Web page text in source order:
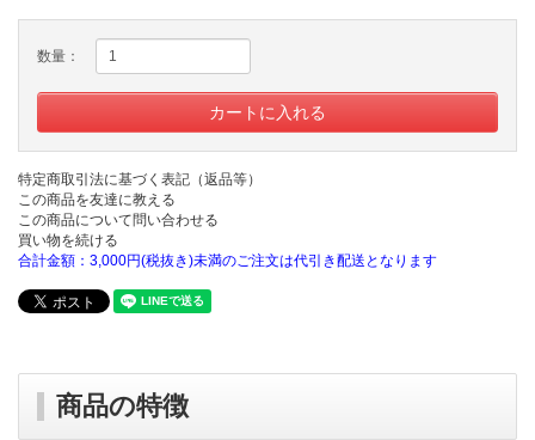
数量：
特定商取引法に基づく表記（返品等）
この商品を友達に教える
この商品について問い合わせる
買い物を続ける
合計金額：3,000円(税抜き)未満のご注文は代引き配送となります
商品の特徴